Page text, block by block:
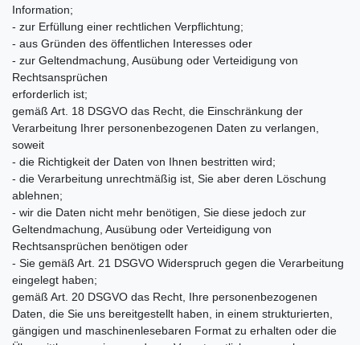
Information;
- zur Erfüllung einer rechtlichen Verpflichtung;
- aus Gründen des öffentlichen Interesses oder
- zur Geltendmachung, Ausübung oder Verteidigung von
Rechtsansprüchen
erforderlich ist;
gemäß Art. 18 DSGVO das Recht, die Einschränkung der
Verarbeitung Ihrer personenbezogenen Daten zu verlangen,
soweit
- die Richtigkeit der Daten von Ihnen bestritten wird;
- die Verarbeitung unrechtmäßig ist, Sie aber deren Löschung
ablehnen;
- wir die Daten nicht mehr benötigen, Sie diese jedoch zur
Geltendmachung, Ausübung oder Verteidigung von
Rechtsansprüchen benötigen oder
- Sie gemäß Art. 21 DSGVO Widerspruch gegen die Verarbeitung
eingelegt haben;
gemäß Art. 20 DSGVO das Recht, Ihre personenbezogenen
Daten, die Sie uns bereitgestellt haben, in einem strukturierten,
gängigen und maschinenlesebaren Format zu erhalten oder die